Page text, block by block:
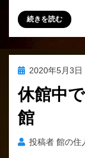
続きを読む
投
日:
2020年5月3日
休館中
館
投稿者 館の住